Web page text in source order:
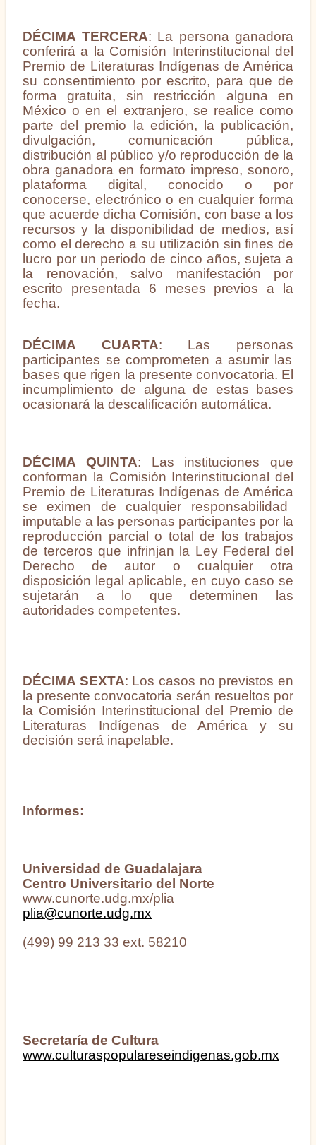
DÉCIMA TERCERA: La persona ganadora
conferirá a la Comisión Interinstitucional del
Premio de Literaturas Indígenas de América
su consentimiento por escrito, para que de
forma gratuita, sin restricción alguna en
México o en el extranjero, se realice como
parte del premio la edición, la publicación,
divulgación, comunicación pública,
distribución al público y/o reproducción de la
obra ganadora en formato impreso, sonoro,
plataforma digital, conocido o por
conocerse, electrónico o en cualquier forma
que acuerde dicha Comisión, con base a los
recursos y la disponibilidad de medios, así
como el derecho a su utilización sin fines de
lucro por un periodo de cinco años, sujeta a
la renovación, salvo manifestación por
escrito presentada 6 meses previos a la
fecha.
DÉCIMA CUARTA: Las personas
participantes se comprometen a asumir las
bases que rigen la presente convocatoria. El
incumplimiento de alguna de estas bases
ocasionará la descalificación automática.
DÉCIMA QUINTA: Las instituciones que
conforman la Comisión Interinstitucional del
Premio de Literaturas Indígenas de América
se eximen de cualquier responsabilidad
imputable a las personas participantes por la
reproducción parcial o total de los trabajos
de terceros que infrinjan la Ley Federal del
Derecho de autor o cualquier otra
disposición legal aplicable, en cuyo caso se
sujetarán a lo que determinen las
autoridades competentes.
DÉCIMA SEXTA: Los casos no previstos en
la presente convocatoria serán resueltos por
la Comisión Interinstitucional del Premio de
Literaturas Indígenas de América y su
decisión será inapelable.
Informes:
Universidad de Guadalajara
Centro Universitario del Norte
www.cunorte.udg.mx/plia
plia@cunorte.udg.mx
(499) 99 213 33 ext. 58210
Secretaría de Cultura
www.culturaspopulareseindigenas.gob.mx